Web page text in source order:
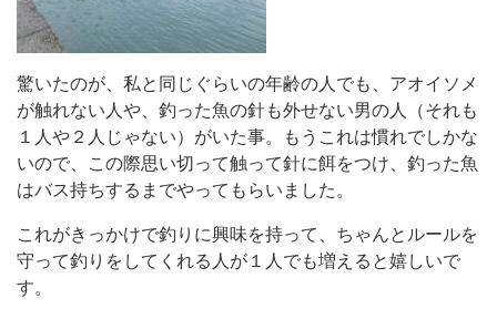
驚いたのが、私と同じぐらいの年齢の人でも、アオイソメ
が触れない人や、釣った魚の針も外せない男の人（それも
１人や２人じゃない）がいた事。もうこれは慣れでしかな
いので、この際思い切って触って針に餌をつけ、釣った魚
はバス持ちするまでやってもらいました。
これがきっかけで釣りに興味を持って、ちゃんとルールを
守って釣りをしてくれる人が１人でも増えると嬉しいで
す。